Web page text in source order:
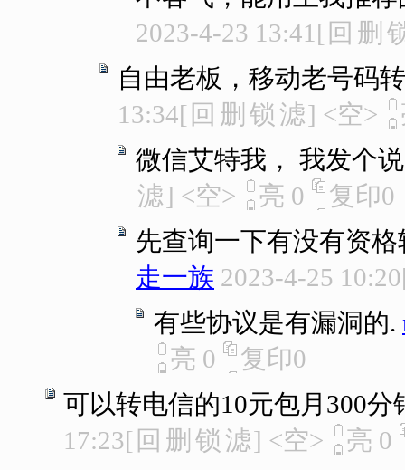
2023-4-23 13:41 [ 回 删
自由老板，移动老号码
13:34[ 回 删 锁 滤] <空>
微信艾特我， 我发个
滤] <空> 亮 0 复印0
先查询一下有没有资
走一族 2023-4-25 10:20
有些协议是有漏洞的.
亮 0 复印0
可以转电信的10元包月300分
17:23[ 回 删 锁 滤] <空> 亮 0